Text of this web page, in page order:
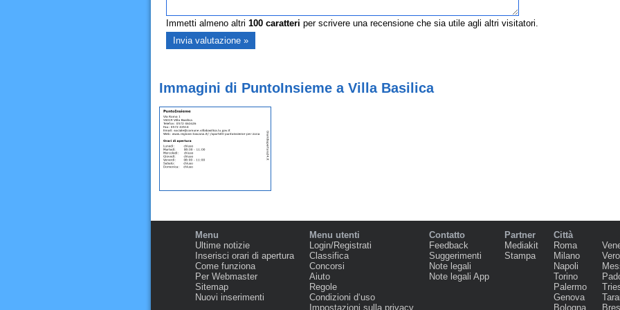
Immetti almeno altri 100caratteri per scrivere una recensione che sia utile agli altri visitatori.
Immagini di PuntoInsieme a Villa Basilica
Menu
Ultime notizie
Inserisci orari di apertura
Come funziona
Per Webmaster
Sitemap
Nuovi inserimenti
Menu utenti
Login/Registrati
Classifica
Concorsi
Aiuto
Regole
Condizioni d‘uso
Impostazioni sulla privacy
Contatto
Feedback
Suggerimenti
Note legali
Note legali App
Partner
Mediakit
Stampa
Città
Roma
Milano
Napoli
Torino
Palermo
Genova
Bologna